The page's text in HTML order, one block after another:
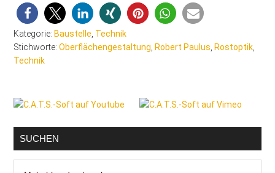
Kategorie: Baustelle Technik
Stichworte:Oberflächengestaltung Robert Paulus Rostoptik
Technik
Seitenspalte
SUCHEN